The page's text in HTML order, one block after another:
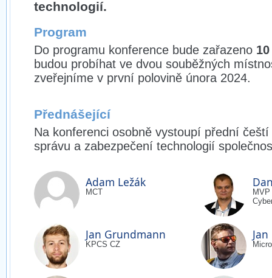
technologií.
Program
Do programu konference bude zařazeno
budou probíhat ve dvou souběžných
zveřejníme v první polovině února 2024.
Přednášející
Na konferenci osobně vystoupí přední
správu a zabezpečení technologií
Adam Ležák
MCT
MVP
Jan Grundmann
KPCS CZ